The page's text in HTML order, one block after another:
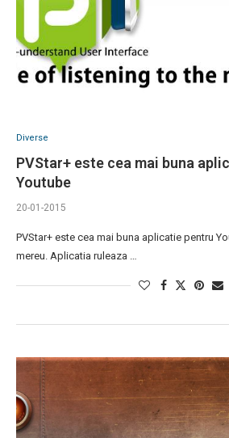
Diverse
PVStar+ este cea mai buna
Youtube
20-01-2015
PVStar+ este cea mai buna aplicatie pentru
mereu. Aplicatia ruleaza …